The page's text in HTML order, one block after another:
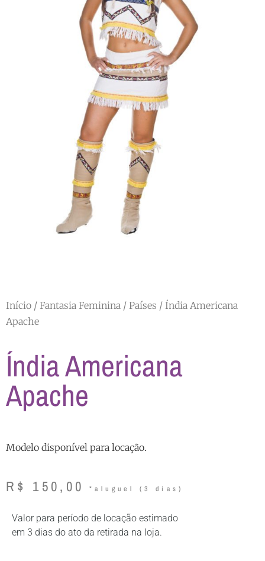
Início / Fantasia Feminina / Países / Índia Americana
Apache
Índia Americana
Apache
Modelo disponível para locação.
R$ 150,00
Valor para período de locação estimado
em 3 dias do ato da retirada na loja.